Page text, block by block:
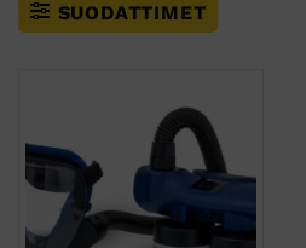
SUODATTIMET